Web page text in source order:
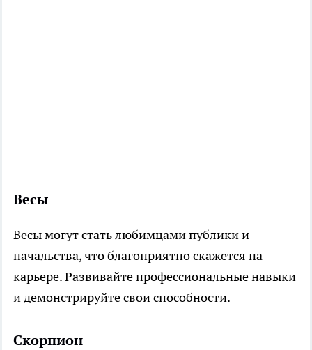
Весы
Весы могут стать любимцами публики и
начальства, что благоприятно скажется на
карьере. Развивайте профессиональные навыки
и демонстрируйте свои способности.
Скорпион